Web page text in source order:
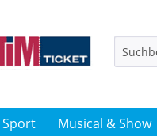
Sport Musical & Show